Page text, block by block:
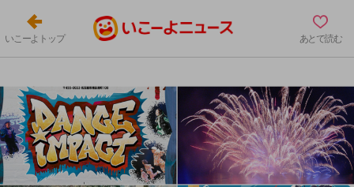
いこーよトップ あとで読む